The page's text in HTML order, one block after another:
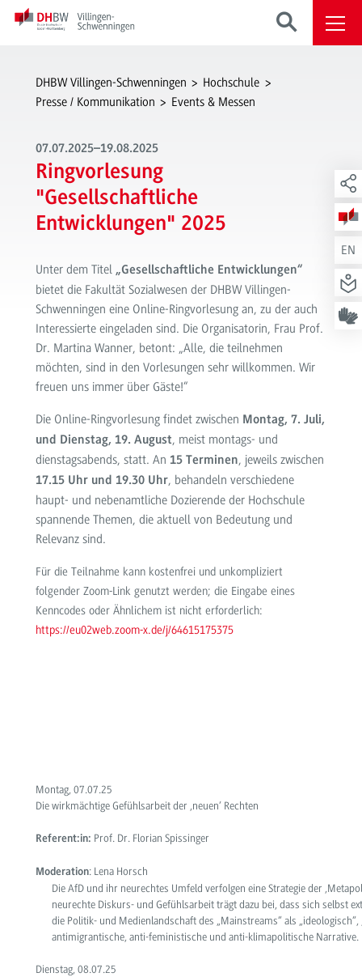
EN
DHBW Villingen-Schwenningen
Hochschule
Presse / Kommunikation
Events & Messen
07.07.2025–19.08.2025
Ringvorlesung
"Gesellschaftliche
Entwicklungen" 2025
Unter dem Titel „Gesellschaftliche Entwicklungen“
bietet die Fakultät Sozialwesen der DHBW Villingen-
Schwenningen eine Online-Ringvorlesung an, zu der auch
Interessierte eingeladen sind. Die Organisatorin, Frau Prof.
Dr. Martina Wanner, betont: „Alle, die teilnehmen
möchten, sind in den Vorlesungen sehr willkommen. Wir
freuen uns immer über Gäste!“
Die Online-Ringvorlesung findet zwischen Montag, 7. Juli,
und Dienstag, 19. August, meist montags- und
dienstagsabends, statt. An 15 Terminen, jeweils zwischen
17.15 Uhr und 19.30 Uhr, behandeln verschiedene
haupt- und nebenamtliche Dozierende der Hochschule
spannende Themen, die aktuell von Bedeutung und
Relevanz sind.
Für die Teilnahme kann kostenfrei und unkompliziert
folgender Zoom-Link genutzt werden; die Eingabe eines
Kenncodes oder Ähnlichem ist nicht erforderlich:
https://eu02web.zoom-x.de/j/64615175375
Montag, 07.07.25
Die wirkmächtige Gefühlsarbeit der ‚neuen‘ Rechten
Referent:in: Prof. Dr. Florian Spissinger
Moderation: Lena Horsch
Die AfD und ihr neurechtes Umfeld verfolgen eine Strategie der
neurechte Diskurs- und Gefühlsarbeitträgt dazu bei, dass sich selbst
die Politik- und Medienlandschaft des „Mainstreams“ als
antimigrantische, anti-feministische und anti-klimapolitische Narrative.
Dienstag, 08.07.25